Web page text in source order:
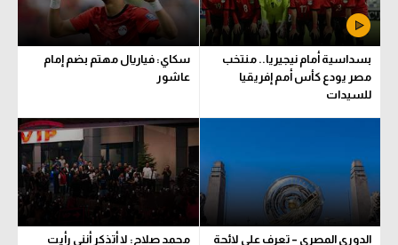
بسداسية أمام نيجيريا.. منتخب
مصر يودع كأس أمم إفريقيا
للسيدات
سكاي: فياريال مهتم بضم إمام
عاشور
الدوري المصري – تعرف على لائحة
محمد صلاح: لا أتذكر أنني رأيت